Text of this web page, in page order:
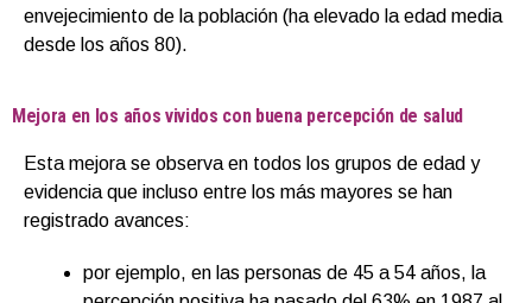
envejecimiento de la población (ha elevado la edad media
desde los años 80).
Mejora en los años vividos con buena percepción de salud
Esta mejora se observa en todos los grupos de edad y
evidencia que incluso entre los más mayores se han
registrado avances:
por ejemplo, en las personas de 45 a 54 años, la